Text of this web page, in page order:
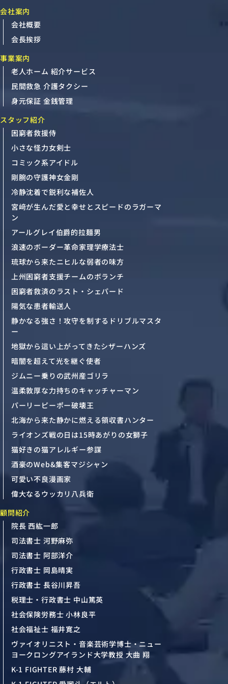
会社案内
会社概要
会長挨拶
事業案内
老人ホーム 紹介サービス
民間救急 介護タクシー
身元保証 金銭管理
スタッフ紹介
困窮者救援侍
小さな怪力女剣士
コミック系アイドル
剛腕の守護神女金剛
冷静沈着で鋭利な補佐人
宮﨑が生んだ愛と幸せとスピードのラガーマ
ン
アールグレイ伯爵的拉麺男
浪速のボーダー革命家理学療法士
琉球から来たニヒルな弱者の味方
上州困窮者支援チームのボランチ
困窮者救済のラスト・シェパード
陽気な患者輸送人
静かなる強さ！攻守を制するドリブルマスタ
ー
地獄から這い上がってきたシザーハンズ
暗闇を超えて光を継ぐ使者
ジムニー乗りの武州産ゴリラ
温柔敦厚な力持ちのキャッチャーマン
パーリーピーポー破壊王
北海から来た静かに燃える領収書ハンター
ライオンズ戦の日は15時あがりの女獅子
猫好きの猫アレルギー参謀
酒豪のWeb&集客マジシャン
可愛い不良漫画家
偉大なるウッカリ八兵衛
顧問紹介
院長 西紘一郎
司法書士 河野麻弥
司法書士 阿部洋介
行政書士 岡島晴実
行政書士 長谷川昇吾
税理士・行政書士 中山篤英
社会保険労務士 小林良平
社会福祉士 福井寛之
ヴァイオリニスト・音楽芸術学博士・ニュー
ヨークロングアイランド大学教授 大曲 翔
K-1 FIGHTER 藤村 大輔